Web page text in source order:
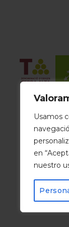
Usamos
en
nuestro